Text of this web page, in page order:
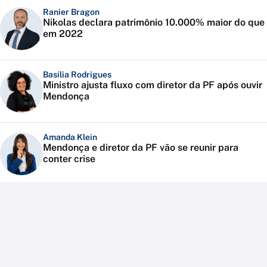
Ranier Bragon
Nikolas declara patrimônio 10.000% maior do que
em 2022
Basília Rodrigues
Ministro ajusta fluxo com diretor da PF após ouvir
Mendonça
Amanda Klein
Mendonça e diretor da PF vão se reunir para
conter crise